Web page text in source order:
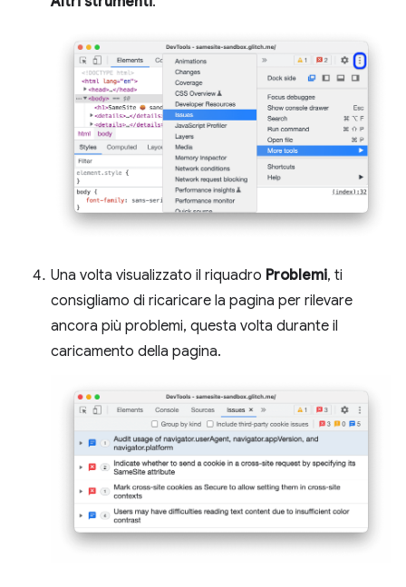
Una volta visualizzato il riquadro Problemi, ti
consigliamo di ricaricare la pagina per rilevare
ancora più problemi, questa volta durante il
caricamento della pagina.